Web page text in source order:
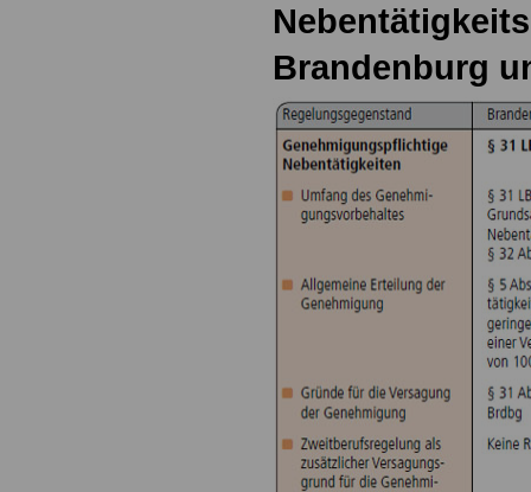
Brandenburg